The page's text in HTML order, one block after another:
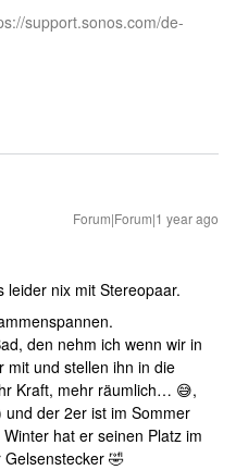
support.sonos.com/de-
Forum|Forum|1 year ago
leider nix mit Stereopaar.
den nehm ich wenn wir in
mit und stellen ihn in die
Kraft, mehr räumlich… 😅,
der 2er ist im Sommer
hat er seinen Platz im
🤣